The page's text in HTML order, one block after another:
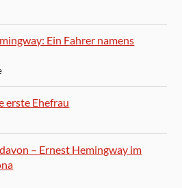
Ein Fahrer namens
erste Ehefrau
– Ernest Hemingway im